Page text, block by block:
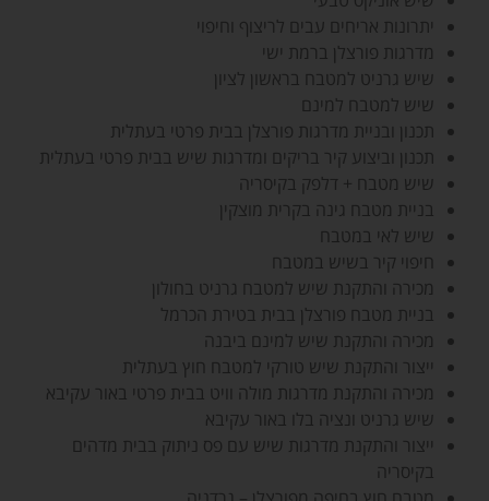
יתרונות אריחים עבים לריצוף וחיפוי
מדרגות פורצלן ברמת ישי
שיש גרניט למטבח בראשון לציון
שיש למטבח למינם
תכנון ובניית מדרגות פורצלן בבית פרטי בעתלית
תכנון וביצוע קיר בריקים ומדרגות שיש בבית פרטי בעתלית
שיש מטבח + דלפק בקיסריה
בניית מטבח גינה בקרית מוצקין
שיש לאי במטבח
חיפוי קיר בשיש במטבח
מכירה והתקנת שיש למטבח גרניט בחולון
בניית מטבח פורצלן בבית בטירת הכרמל
מכירה והתקנת שיש למינם ביבנה
ייצור והתקנת שיש טורקי למטבח חוץ בעתלית
מכירה והתקנת מדרגות מולה וויט בבית פרטי באור עקיבא
שיש גרניט ונציה בלו באור עקיבא
ייצור והתקנת מדרגות שיש עם פס ניתוק בבית מדהים
בקיסריה